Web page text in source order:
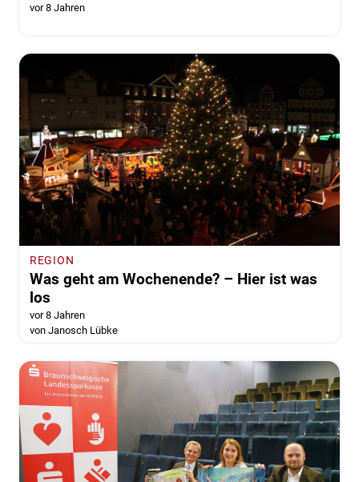
vor 8 Jahren
REGION
Was geht am Wochenende? – Hier ist was
los
vor 8 Jahren
von Janosch Lübke